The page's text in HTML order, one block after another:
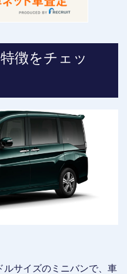
徴をチェッ
ルサイズのミニバンで、車